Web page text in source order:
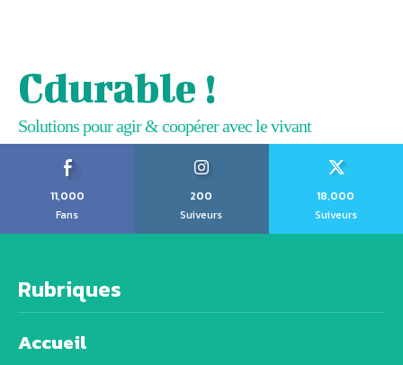
Cdurable !
Solutions pour agir & coopérer avec le vivant
11,000
Fans
200
Suiveurs
18,000
Suiveurs
Rubriques
Accueil